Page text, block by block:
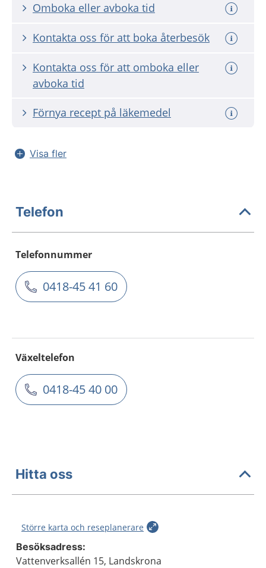
Omboka eller avboka tid
Kontakta oss för att boka återbesök
Kontakta oss för att omboka eller
avboka tid
Förnya recept på läkemedel
Visa fler
Telefon
Telefonnummer
0418-45 41 60
Växeltelefon
0418-45 40 00
Hitta oss
Större karta och reseplanerare
Besöksadress:
Vattenverksallén 15, Landskrona